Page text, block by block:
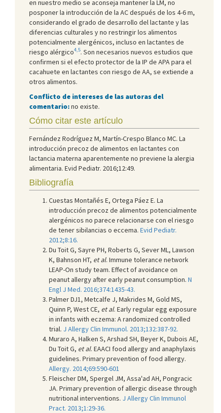
en nuestro medio se aconseja mantener la LM, no
posponer la introducción de la AC después de los 4-6 m,
considerando el grado de desarrollo del lactante y las
diferencias culturales y no restringir los alimentos
potencialmente alergénicos, incluso en lactantes de
riesgo alérgico4,5. Son necesarios nuevos estudios que
confirmen si el efecto protector de la IP de APA para el
cacahuete en lactantes con riesgo de AA, se extiende a
otros alimentos.
Conflicto de intereses de las autoras del
comentario:no existe.
Cómo citar este artículo
Fernández Rodríguez M, Martín-Crespo Blanco MC. La
introducción precoz de alimentos en lactantes con
lactancia materna aparentemente no previene la alergia
alimentaria. Evid Pediatr. 2016;12:49.
Bibliografía
Cuestas Montañés E, Ortega Páez E. La
introducción precoz de alimentos potencialmente
alergénicos no parece relacionarse con el riesgo
de tener sibilancias o eccema. Evid Pediatr.
2012;8:16.
Du Toit G, Sayre PH, Roberts G, Sever ML, Lawson
K, Bahnson HT, et al. Immune tolerance network
LEAP-On study team. Effect of avoidance on
peanut allergy after early peanut consumption. N
Engl J Med. 2016;374:1435-43.
Palmer DJ1, Metcalfe J, Makrides M, Gold MS,
Quinn P, West CE, et al. Early regular egg exposure
in infants with eczema: A randomized controlled
trial. J Allergy Clin Immunol. 2013;132:387-92.
Muraro A, Halken S, Arshad SH, Beyer K, Dubois AE,
Du Toit G, et al. EAACI food allergy and anaphylaxis
guidelines. Primary prevention of food allergy.
Allergy. 2014;69:590-601
Fleischer DM, Spergel JM, Assa'ad AH, Pongracic
JA. Primary prevention of allergic disease through
nutritional interventions. J Allergy Clin Immunol
Pract. 2013;1:29-36.